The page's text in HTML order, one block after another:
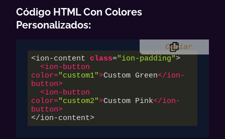
Código HTML Con Colores
Personalizados:
Copiar
<ion-content class="ion-padding">
<ion-button
color="custom1">Custom Green</ion-
button>
<ion-button
color="custom2">Custom Pink</ion-
button>
</ion-content>